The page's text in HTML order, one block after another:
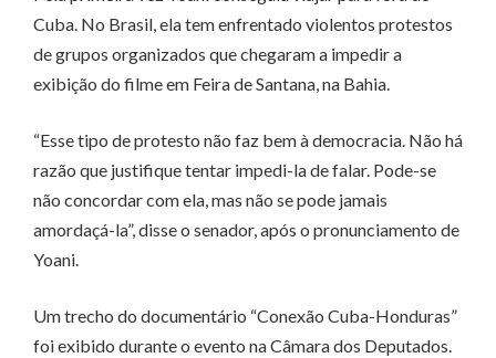
Cuba. No Brasil, ela tem enfrentado violentos protestos
de grupos organizados que chegaram a impedir a
exibição do filme em Feira de Santana, na Bahia.
“Esse tipo de protesto não faz bem à democracia. Não há
razão que justifique tentar impedi-la de falar. Pode-se
não concordar com ela, mas não se pode jamais
amordaçá-la”, disse o senador, após o pronunciamento de
Yoani.
Um trecho do documentário “Conexão Cuba-Honduras”
foi exibido durante o evento na Câmara dos Deputados.